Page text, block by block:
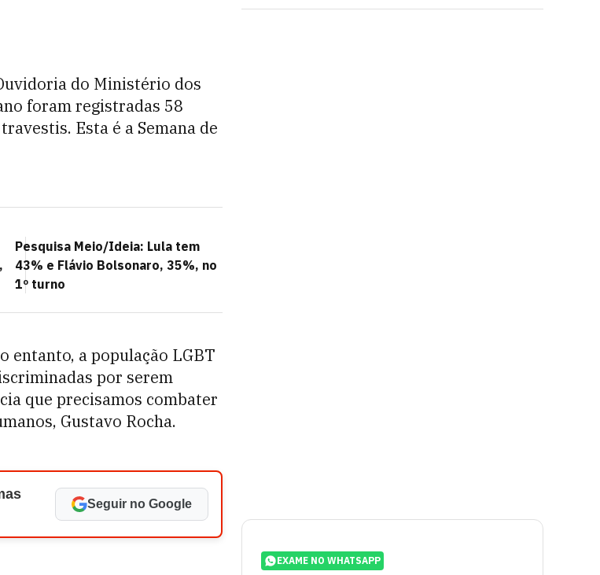
do Ministério dos
foram registradas 58
Esta é a Semana de
Pesquisa Meio/Ideia: Lula tem
43% e Flávio Bolsonaro, 35%, no
1º turno
entanto, a população LGBT
por serem
que precisamos combater
Gustavo Rocha.
Seguir no Google
EXAME NO WHATSAPP